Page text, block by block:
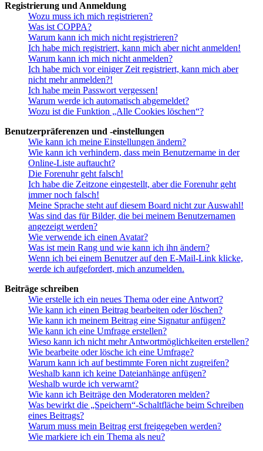
Registrierung und Anmeldung
Wozu muss ich mich registrieren?
Was ist COPPA?
Warum kann ich mich nicht registrieren?
Ich habe mich registriert, kann mich aber nicht anmelden!
Warum kann ich mich nicht anmelden?
Ich habe mich vor einiger Zeit registriert, kann mich aber
nicht mehr anmelden?!
Ich habe mein Passwort vergessen!
Warum werde ich automatisch abgemeldet?
Wozu ist die Funktion „Alle Cookies löschen“?
Benutzerpräferenzen und -einstellungen
Wie kann ich meine Einstellungen ändern?
Wie kann ich verhindern, dass mein Benutzername in der
Online-Liste auftaucht?
Die Forenuhr geht falsch!
Ich habe die Zeitzone eingestellt, aber die Forenuhr geht
immer noch falsch!
Meine Sprache steht auf diesem Board nicht zur Auswahl!
Was sind das für Bilder, die bei meinem Benutzernamen
angezeigt werden?
Wie verwende ich einen Avatar?
Was ist mein Rang und wie kann ich ihn ändern?
Wenn ich bei einem Benutzer auf den E-Mail-Link klicke,
werde ich aufgefordert, mich anzumelden.
Beiträge schreiben
Wie erstelle ich ein neues Thema oder eine Antwort?
Wie kann ich einen Beitrag bearbeiten oder löschen?
Wie kann ich meinem Beitrag eine Signatur anfügen?
Wie kann ich eine Umfrage erstellen?
Wieso kann ich nicht mehr Antwortmöglichkeiten erstellen?
Wie bearbeite oder lösche ich eine Umfrage?
Warum kann ich auf bestimmte Foren nicht zugreifen?
Weshalb kann ich keine Dateianhänge anfügen?
Weshalb wurde ich verwarnt?
Wie kann ich Beiträge den Moderatoren melden?
Was bewirkt die „Speichern“-Schaltfläche beim Schreiben
eines Beitrags?
Warum muss mein Beitrag erst freigegeben werden?
Wie markiere ich ein Thema als neu?